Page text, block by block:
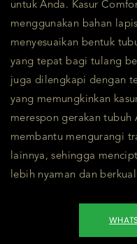
untuk Anda. Kasur
menggunakan bahan
menyesuaikan bentuk
yang tepat bagi tulang
juga dilengkapi dengan
yang memungkinkan
merespon gerakan tubuh
membantu mengurangi
lainnya, sehingga
lebih nyaman dan